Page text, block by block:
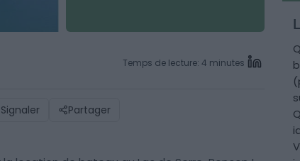
Temps de lecture: 4 minutes
Signaler Partager